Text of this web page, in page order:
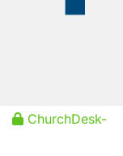
ChurchDesk-